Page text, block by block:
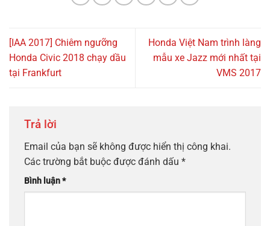
[IAA 2017] Chiêm ngưỡng
Honda Civic 2018 chạy dầu
tại Frankfurt
Honda Việt Nam trình làng
mẫu xe Jazz mới nhất tại
VMS 2017
Trả lời
Email của bạn sẽ không được hiển thị công khai.
Các trường bắt buộc được đánh dấu *
Bình luận*